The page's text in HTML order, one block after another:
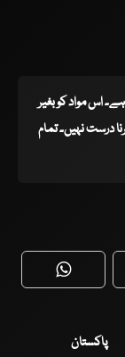
ہے۔ اس مواد کو بغیر
درست نہیں۔ تمام
پاکستان